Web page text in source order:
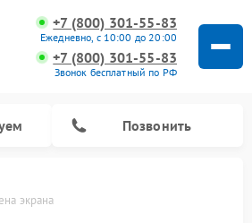
+7 (800) 301-55-83
Ежедневно, с 10:00 до 20:00
+7 (800) 301-55-83
Звонок бесплатный по РФ
Позвонить
экрана